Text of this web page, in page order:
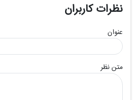
نظرات کاربران
عنوان
متن نظر